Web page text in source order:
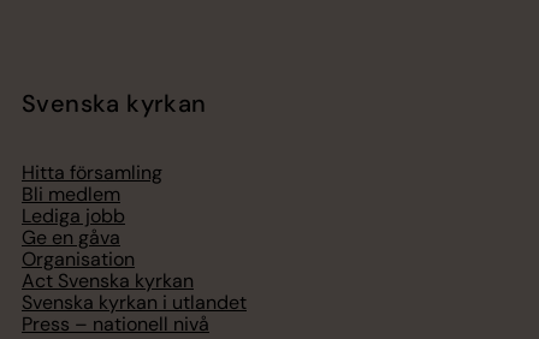
Svenska kyrkan
Hitta församling
Bli medlem
Lediga jobb
Ge en gåva
Organisation
Act Svenska kyrkan
Svenska kyrkan i utlandet
Press – nationell nivå